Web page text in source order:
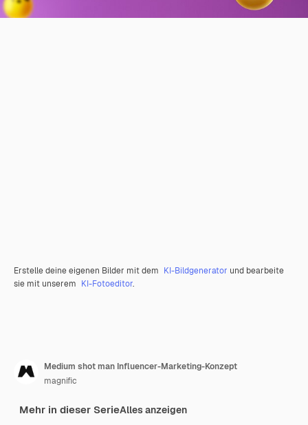
Erstelle deine eigenen Bilder mit dem KI-Bildgenerator und bearbeite
sie mit unserem KI-Fotoeditor.
Medium shot man Influencer-Marketing-Konzept
magnific
Mehr in dieser SerieAlles anzeigen